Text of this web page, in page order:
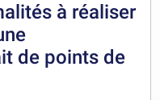
à réaliser
de points de